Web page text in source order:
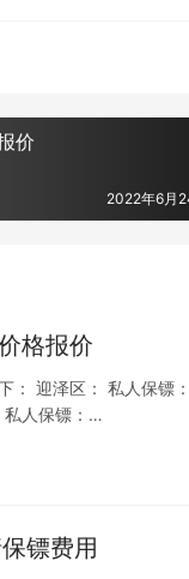
价
2022年6月
格报价
： 迎泽区： 私人保
人保镖：…
镖费用